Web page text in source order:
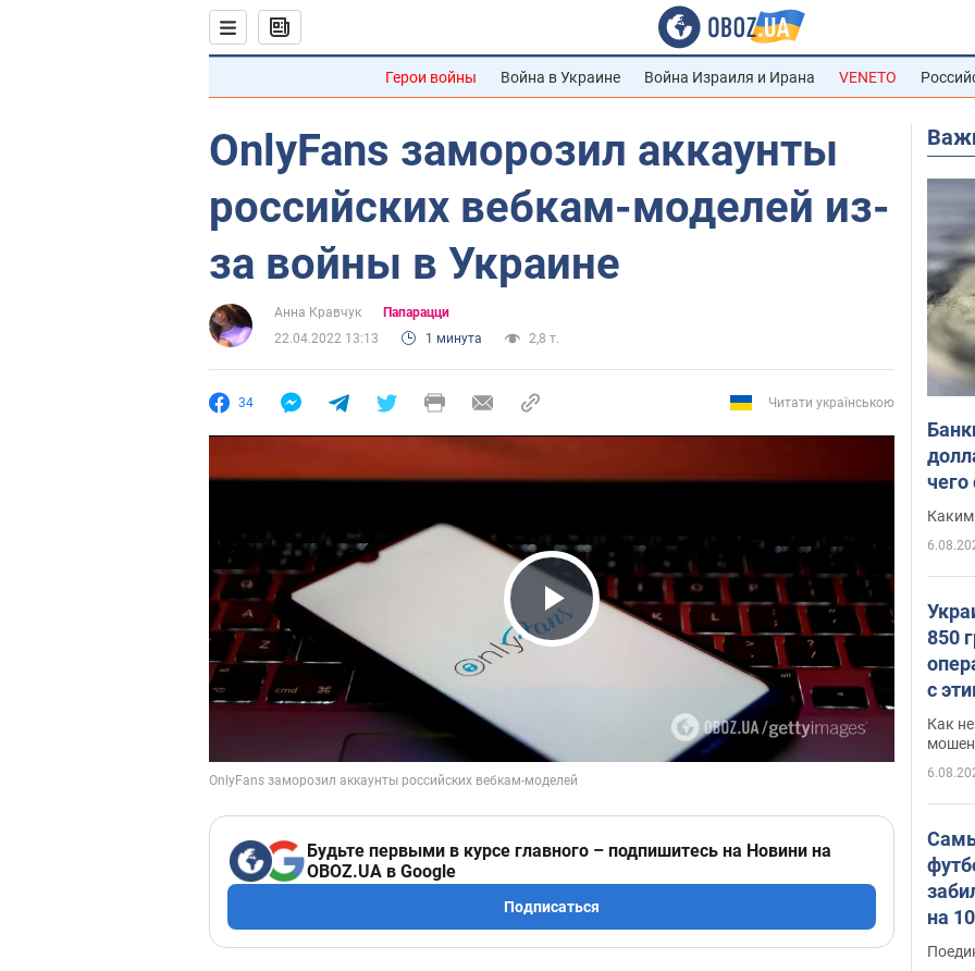
Герои войны Война в Украине Война Израиля и Ирана VENETO
OnlyFans заморозил аккаунты
российских вебкам-моделей из-
за войны в Украине
Анна Кравчук
Папарацци
22.04.2022 13:13
1 минута 2,8 т.
34 Читати українською
Play Video
Будьте первыми в курсе главного – подпишитесь на Новини на
OBOZ.UA в Google
Подписаться
Каким
850
с
Как
на